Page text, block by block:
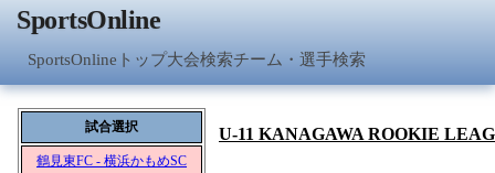
SportsOnline
SportsOnlineトップ大会検索チーム・選手検索
試合選択
鶴見東FC - 横浜かもめSC
U-11 KANAGAWA ROOKIE